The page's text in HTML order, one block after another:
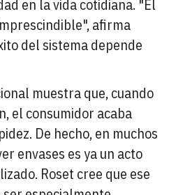
en la vida cotidiana. "El
afirma
del sistema depende
muestra que, cuando
el consumidor acaba
De hecho, en muchos
envases es ya un acto
Roset cree que ese